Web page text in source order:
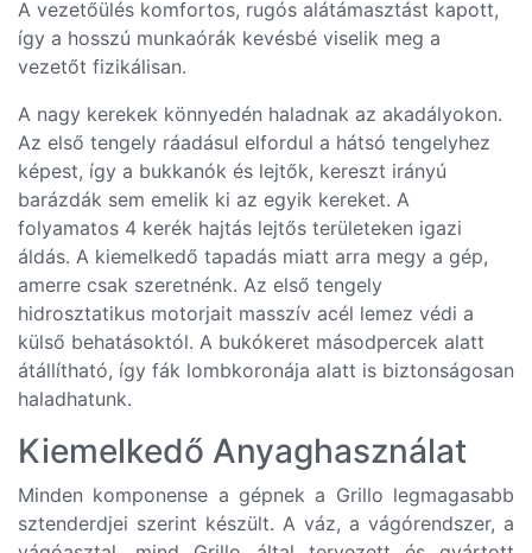
A vezetőülés komfortos, rugós alátámasztást kapott,
így a hosszú munkaórák kevésbé viselik meg a
vezetőt fizikálisan.
A nagy kerekek könnyedén haladnak az akadályokon.
Az első tengely ráadásul elfordul a hátsó tengelyhez
képest, így a bukkanók és lejtők, kereszt irányú
barázdák sem emelik ki az egyik kereket. A
folyamatos 4 kerék hajtás lejtős területeken igazi
áldás. A kiemelkedő tapadás miatt arra megy a gép,
amerre csak szeretnénk. Az első tengely
hidrosztatikus motorjait masszív acél lemez védi a
külső behatásoktól. A bukókeret másodpercek alatt
átállítható, így fák lombkoronája alatt is biztonságosan
haladhatunk.
Kiemelkedő Anyaghasználat
Minden komponense a gépnek a Grillo legmagasabb
sztenderdjei szerint készült. A váz, a vágórendszer, a